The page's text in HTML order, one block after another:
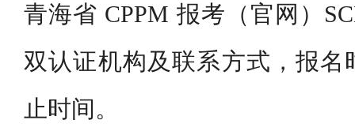
青海省 CPPM 报考（官网）
双认证机构及联系方式，报名
止时间。